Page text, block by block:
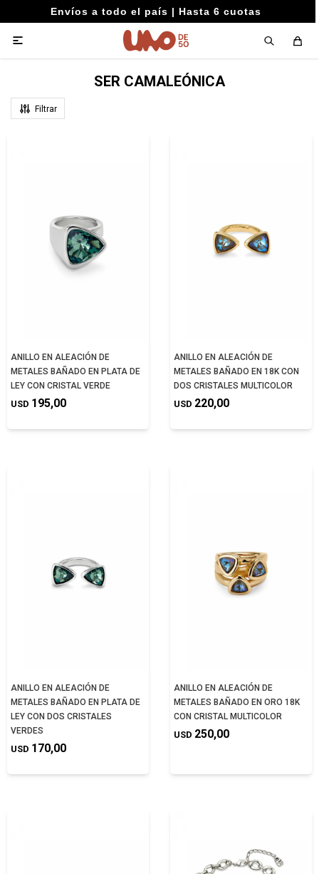
Envíos a todo el país | Hasta 6 cuotas

SER CAMALEÓNICA
ANILLO EN ALEACIÓN DE
METALES BAÑADO EN PLATA DE
LEY CON CRISTAL VERDE
USD 195,00
ANILLO EN ALEACIÓN DE
METALES BAÑADO EN 18K CON
DOS CRISTALES MULTICOLOR
USD 220,00
ANILLO EN ALEACIÓN DE
METALES BAÑADO EN PLATA DE
LEY CON DOS CRISTALES
VERDES
USD 170,00
ANILLO EN ALEACIÓN DE
METALES BAÑADO EN ORO 18K
CON CRISTAL MULTICOLOR
USD 250,00